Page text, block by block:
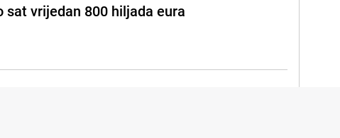
sat vrijedan 800 hiljada eura